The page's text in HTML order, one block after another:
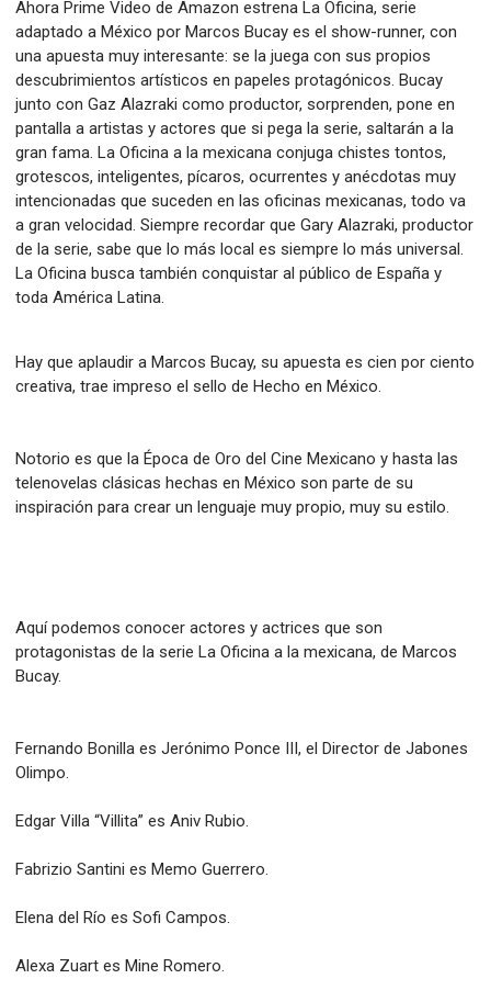
Ahora Prime Video de Amazon estrena La Oficina, serie
adaptado a México por Marcos Bucay es el show-runner, con
una apuesta muy interesante: se la juega con sus propios
descubrimientos artísticos en papeles protagónicos. Bucay
junto con Gaz Alazraki como productor, sorprenden, pone en
pantalla a artistas y actores que si pega la serie, saltarán a la
gran fama. La Oficina a la mexicana conjuga chistes tontos,
grotescos, inteligentes, pícaros, ocurrentes y anécdotas muy
intencionadas que suceden en las oficinas mexicanas, todo va
a gran velocidad. Siempre recordar que Gary Alazraki, productor
de la serie, sabe que lo más local es siempre lo más universal.
La Oficina busca también conquistar al público de España y
toda América Latina.
Hay que aplaudir a Marcos Bucay, su apuesta es cien por ciento
creativa, trae impreso el sello de Hecho en México.
Notorio es que la Época de Oro del Cine Mexicano y hasta las
telenovelas clásicas hechas en México son parte de su
inspiración para crear un lenguaje muy propio, muy su estilo.
Aquí podemos conocer actores y actrices que son
protagonistas de la serie La Oficina a la mexicana, de Marcos
Bucay.
Fernando Bonilla es Jerónimo Ponce III, el Director de Jabones
Olimpo.
Edgar Villa “Villita” es Aniv Rubio.
Fabrizio Santini es Memo Guerrero.
Elena del Río es Sofi Campos.
Alexa Zuart es Mine Romero.